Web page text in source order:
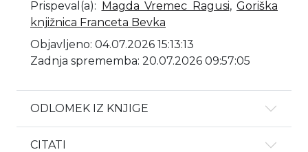
Prispeval(a): Magda Vremec Ragusi, Goriška
knjižnica Franceta Bevka
Objavljeno: 04.07.2026 15:13:13
Zadnja sprememba: 20.07.2026 09:57:05
ODLOMEK IZ KNJIGE
CITATI